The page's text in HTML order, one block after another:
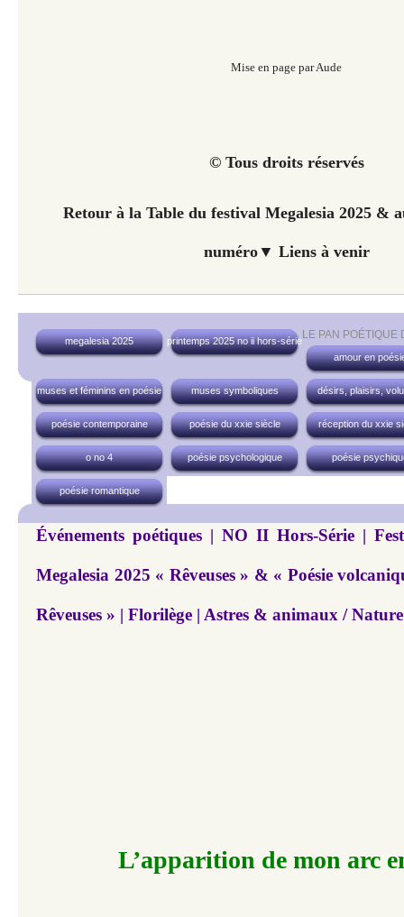
Mise en page par Aude
© Tous droits réservés
Retour à la Table du festival Megalesia 2025 &
numéro▼ Liens à venir
LE PAN POÉTIQUE
megalesia 2025
printemps 2025 no ii hors-série
amour en
muses et féminins en poésie muses symboliques désirs, plaisirs,
poésie contemporaine poésie du xxie siècle réception du xxie
o no 4 poésie psychologique poésie
poésie romantique
Événements poétiques | NO II Hors-Série |
Megalesia 2025 « Rêveuses » & « Poésie
Rêveuses » | Florilège | Astres & animaux /
L’apparition de mon arc